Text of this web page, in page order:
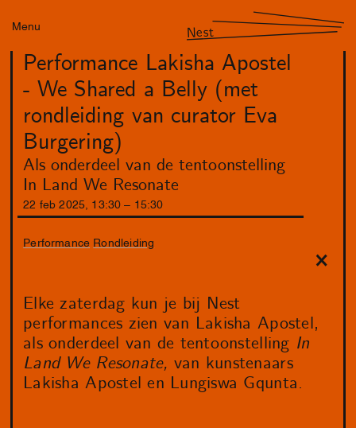
Menu Nest
Performance Lakisha Apostel
- We Shared a Belly (met
rondleiding van curator Eva
Burgering)
Als onderdeel van de tentoonstelling
In Land We Resonate
22 feb 2025 13 :30 15 :30
Performance Rondleiding
Elke zaterdag kun je bij Nest
performances zien van Lakisha Apostel,
als onderdeel van de tentoonstelling In
Land We Resonate, van kunstenaars
Lakisha Apostel en Lungiswa Gqunta.